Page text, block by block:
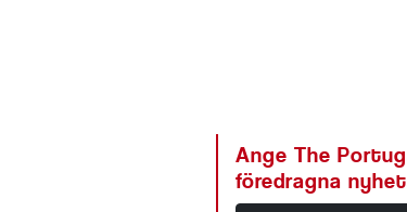
Ange The
föredragna